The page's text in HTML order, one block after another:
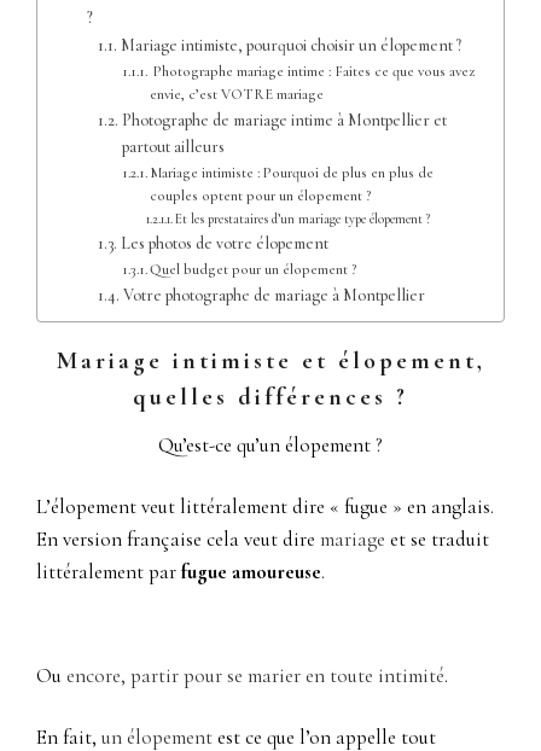
?
Mariage intimiste, pourquoi choisir un élopement ?
Photographe mariage intime : Faites ce que vous avez
envie, c’est VOTRE mariage
Photographe de mariage intime à Montpellier et
partout ailleurs
Mariage intimiste : Pourquoi de plus en plus de
couples optent pour un élopement ?
Et les prestataires d’un mariage type élopement ?
Les photos de votre élopement
Quel budget pour un élopement ?
Votre photographe de mariage à Montpellier
Mariage intimiste et élopement,
quelles différences ?
Qu’est-ce qu’un élopement ?
L’élopement veut littéralement dire « fugue » en anglais.
En version française cela veut dire mariage et se traduit
littéralement parfugue amoureuse.
Ou encore, partir pour se marier en toute intimité.
En fait, un élopementest ce que l’on appelle tout